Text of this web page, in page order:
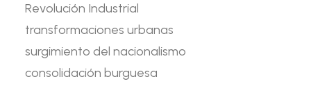
Revolución Industrial
transformaciones urbanas
surgimiento del nacionalismo
consolidación burguesa